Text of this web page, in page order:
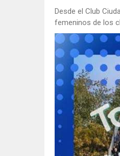
Desde el Club
femeninos de los